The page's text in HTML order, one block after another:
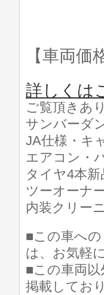
【車両価
詳しくは
ご覧頂きあ
サンバーダ
JA仕様・キ
エアコン・
タイヤ4本
ツーオーナ
内装クリー
■この車へ
は、お気軽
■この車両
掲載してお